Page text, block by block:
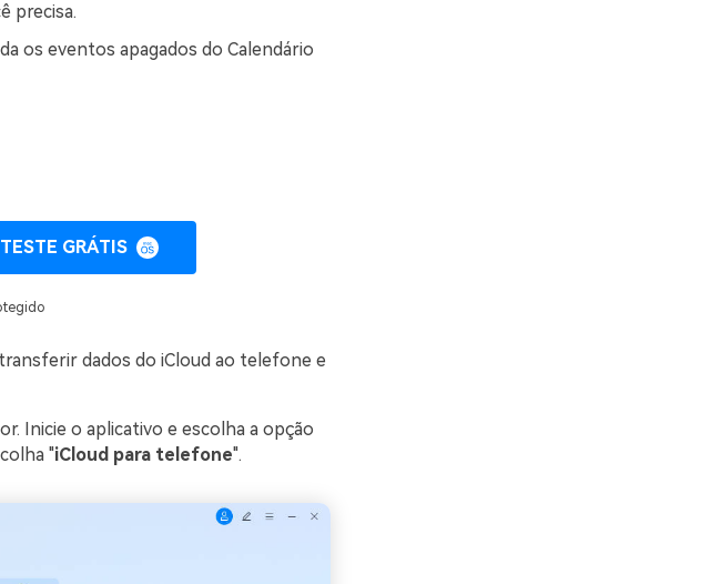
precisa.
os eventos apagados do Calendário
TESTE GRÁTIS
dados do iCloud ao telefone e
Inicie o aplicativo e escolha a opção
"iCloud para telefone".